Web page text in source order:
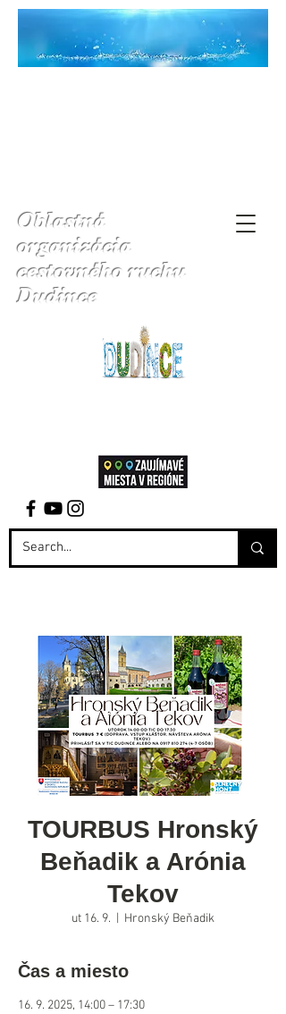
Oblastná
organizácia
cestovného ruchu
Dudince
TOURBUS Hronský
Beňadik a Arónia
Tekov
ut 16. 9. Hronský Beňadik
Čas a miesto
16. 9. 2025, 14:00 – 17:30